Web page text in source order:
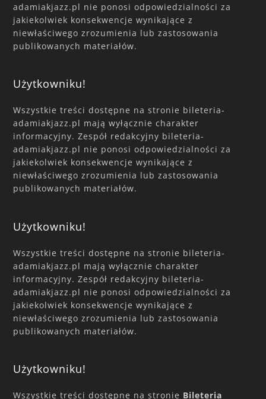
adamiakjazz.pl nie ponosi odpowiedzialności za
jakiekolwiek konsekwencje wynikające z
niewłaściwego zrozumienia lub zastosowania
publikowanych materiałów.
Użytkowniku!
Wszystkie treści dostępne na stronie bileteria-
adamiakjazz.pl mają wyłącznie charakter
informacyjny. Zespół redakcyjny bileteria-
adamiakjazz.pl nie ponosi odpowiedzialności za
jakiekolwiek konsekwencje wynikające z
niewłaściwego zrozumienia lub zastosowania
publikowanych materiałów.
Użytkowniku!
Wszystkie treści dostępne na stronie bileteria-
adamiakjazz.pl mają wyłącznie charakter
informacyjny. Zespół redakcyjny bileteria-
adamiakjazz.pl nie ponosi odpowiedzialności za
jakiekolwiek konsekwencje wynikające z
niewłaściwego zrozumienia lub zastosowania
publikowanych materiałów.
Użytkowniku!
Wszystkie treści dostępne na stronie Bileteria